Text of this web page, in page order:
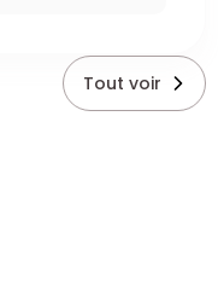
Tout voir